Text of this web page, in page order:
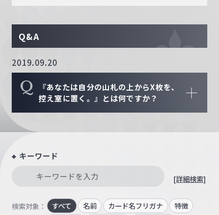
Q&A
2019.09.20
Q
『あなたは自分の山札の上からX枚を、
控え室に置く。』とは何ですか？
キーワード
[詳細検索]
検索対象： すべて 名前 カード名フリガナ
特徴